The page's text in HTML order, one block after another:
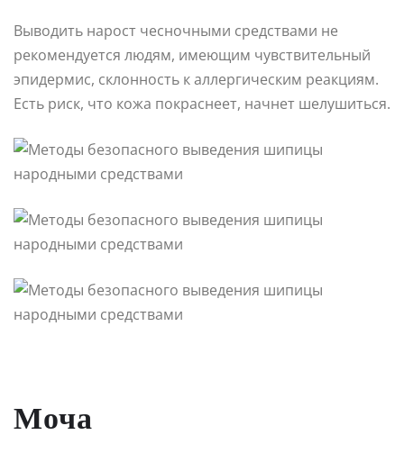
Выводить нарост чесночными средствами не
рекомендуется людям, имеющим чувствительный
эпидермис, склонность к аллергическим реакциям.
Есть риск, что кожа покраснеет, начнет шелушиться.
Моча